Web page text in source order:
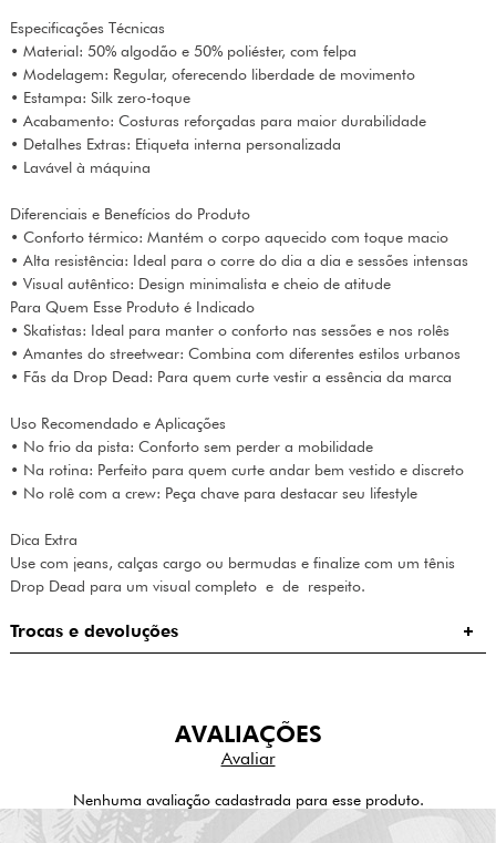
Especificações Técnicas
• Material: 50% algodão e 50% poliéster, com felpa
• Modelagem: Regular, oferecendo liberdade de movimento
• Estampa: Silk zero-toque
• Acabamento: Costuras reforçadas para maior durabilidade
• Detalhes Extras: Etiqueta interna personalizada
• Lavável à máquina
Diferenciais e Benefícios do Produto
• Conforto térmico: Mantém o corpo aquecido com toque macio
• Alta resistência: Ideal para o corre do dia a dia e sessões intensas
• Visual autêntico: Design minimalista e cheio de atitude
Para Quem Esse Produto é Indicado
• Skatistas: Ideal para manter o conforto nas sessões e nos rolês
• Amantes do streetwear: Combina com diferentes estilos urbanos
• Fãs da Drop Dead: Para quem curte vestir a essência da marca
Uso Recomendado e Aplicações
• No frio da pista: Conforto sem perder a mobilidade
• Na rotina: Perfeito para quem curte andar bem vestido e discreto
• No rolê com a crew: Peça chave para destacar seu lifestyle
Dica Extra
Use com jeans, calças cargo ou bermudas e finalize com um tênis
Drop Dead para um visual completo e de respeito.
Trocas e devoluções
AVALIAÇÕES
Nenhuma avaliação cadastrada para esse produto.